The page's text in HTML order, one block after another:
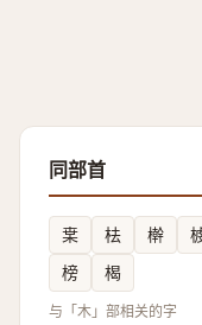
同部首
枽 㭕 檊
榜
楬
与「木」部相关的字